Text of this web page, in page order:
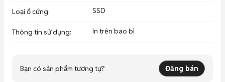
Loại ổ cứng: SSD
Thông tin sử dụng: In trên bao bì
Bạn có sản phẩm tương tự? Đăng bán